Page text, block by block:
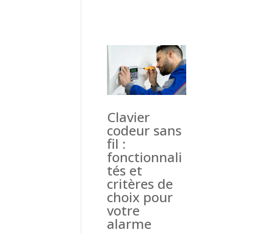
Clavier
codeur sans
fil :
fonctionnali
tés et
critères de
choix pour
votre
alarme